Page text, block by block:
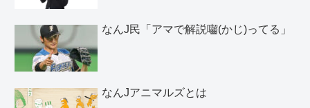
なんJ民「アマで解説囓(かじ)ってる」
なんJアニマルズとは